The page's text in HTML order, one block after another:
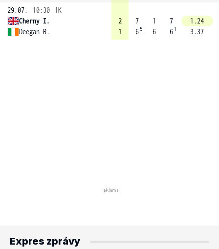
29.07.
10:30
1K
Cherny I.
Deegan R.
2
1
7
6 5
1
6
7
6 1
1.24
3.37
Expres zprávy